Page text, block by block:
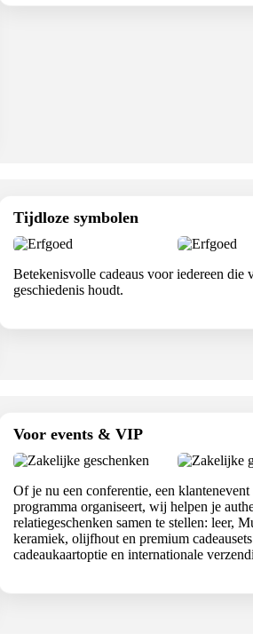
Tijdloze symbolen
Betekenisvolle cadeaus voor iedereen die
geschiedenis houdt.
Voor events & VIP
Of je nu een conferentie, een
programma organiseert, wij helpen je
relatiegeschenken samen te stellen: leer,
keramiek, olijfhout en premium
cadeaukaartoptie en internationale